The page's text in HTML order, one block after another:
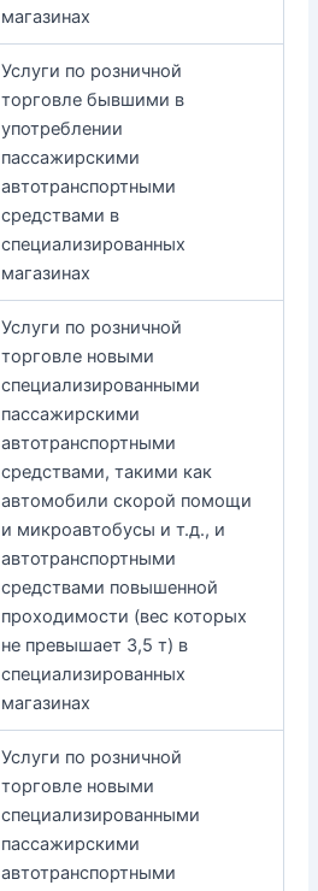
магазинах
Услуги по розничной
торговле бывшими в
употреблении
пассажирскими
автотранспортными
средствами в
специализированных
магазинах
Услуги по розничной
торговле новыми
специализированными
пассажирскими
автотранспортными
средствами, такими как
автомобили скорой помощи
и микроавтобусы и т.д., и
автотранспортными
средствами повышенной
проходимости (вес которых
не превышает 3,5 т) в
специализированных
магазинах
Услуги по розничной
торговле новыми
специализированными
пассажирскими
автотранспортными